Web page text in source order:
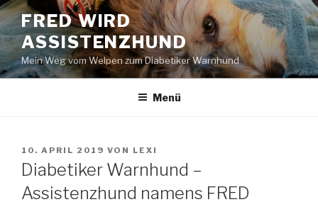
Zum
Inhalt
springen
FRED WIRD
ASSISTENZHUND
Mein Weg vom Welpen zum Diabetiker Warnhund
Menü
VERÖFFENTLICHT
AM
10. APRIL 2019 VON LEXI
Diabetiker Warnhund –
Assistenzhund namens FRED